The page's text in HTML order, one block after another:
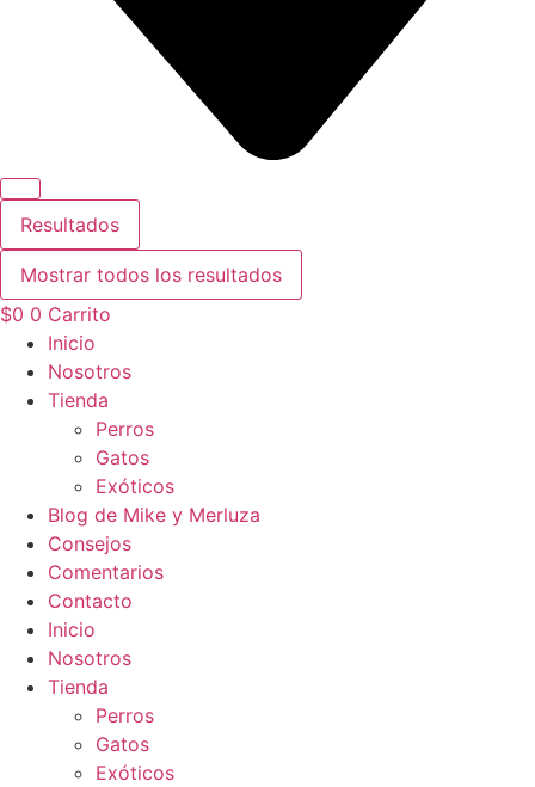
Resultados
Mostrar todos los resultados
$0 0 Carrito
Inicio
Nosotros
Tienda
Perros
Gatos
Exóticos
Blog de Mike y Merluza
Consejos
Comentarios
Contacto
Inicio
Nosotros
Tienda
Perros
Gatos
Exóticos